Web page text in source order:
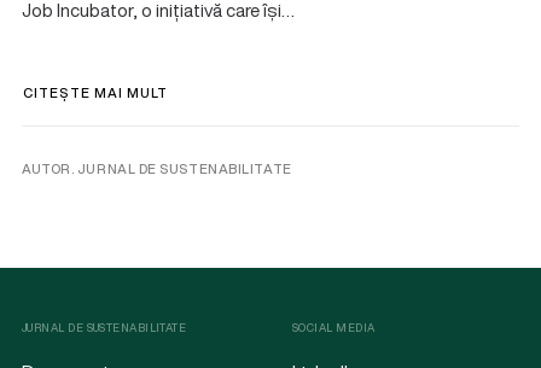
Job Incubator, o inițiativă care își…
CITEȘTE MAI MULT
AUTOR. JURNAL DE SUSTENABILITATE
JURNAL DE SUSTENABILITATE SOCIAL MEDIA